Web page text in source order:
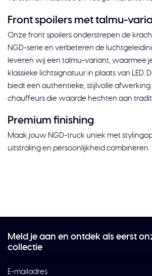
Front spoilers met talmu-
Onze front spoilers onderstrepen de
NGD-serie en verbeteren de
leveren wij een talmu-variant, waarmee
klassieke lichtsignatuur in plaats van LED.
biedt een authentieke, stijlvolle afwerking
chauffeurs die waarde hechten aan
Premium finishing
Maak jouw NGD-truck uniek met
uitstraling en persoonlijkheid combineren.
Meld je aan en ontdek als eerst
collectie